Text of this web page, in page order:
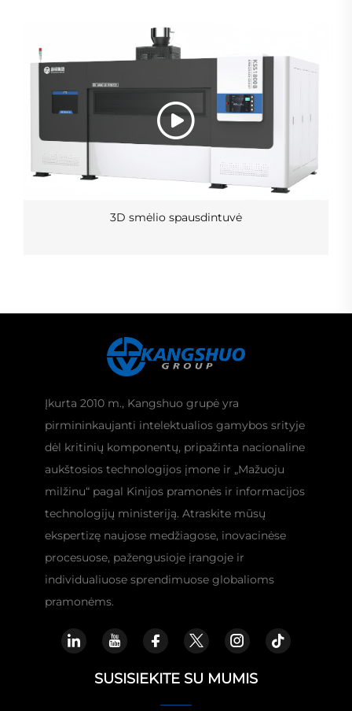
3D smėlio spausdintuvė
Įkurta 2010 m., Kangshuo grupė yra
pirmininkaujanti intelektualios gamybos srityje
dėl kritinių komponentų, pripažinta nacionaline
aukštosios technologijos įmone ir „Mažuoju
milžinu“ pagal Kinijos pramonės ir informacijos
technologijų ministeriją. Atraskite mūsų
ekspertizę naujose medžiagose, inovacinėse
procesuose, pažengusioje įrangoje ir
individualiuose sprendimuose globalioms
pramonėms.
SUSISIEKITE SU MUMIS